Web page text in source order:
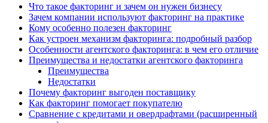
Что такое факторинг и зачем он нужен бизнесу
Зачем компании используют факторинг на практике
Кому особенно полезен факторинг
Как устроен механизм факторинга: подробный разбор
Особенности агентского факторинга: в чем его отличие
Преимущества и недостатки агентского факторинга
Преимущества
Недостатки
Почему факторинг выгоден поставщику
Как факторинг помогает покупателю
Сравнение с кредитами и овердрафтами (расширенный